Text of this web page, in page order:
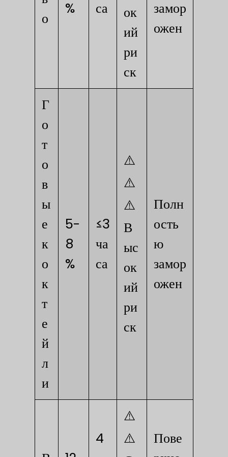
о
%
са
ок
ий
ри
ск
замор
ожен
Г
о
т
о
в
ы
е
к
о
к
т
е
й
л
и
5-
8
%
≤3
ча
са
⚠️
⚠️
⚠️
В
ыс
ок
ий
ри
ск
Полн
ость
ю
замор
ожен
4
⚠️
⚠️
Пове